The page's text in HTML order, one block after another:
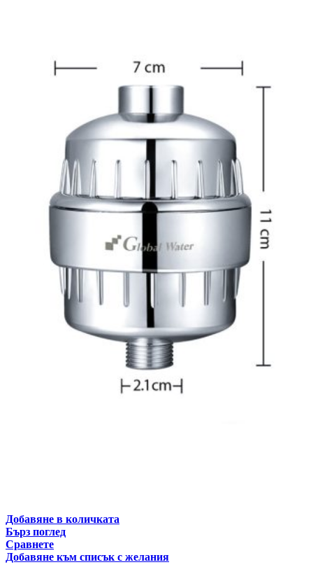
Добавяне в количката
Бърз поглед
Сравнете
Добавяне към списък с желания